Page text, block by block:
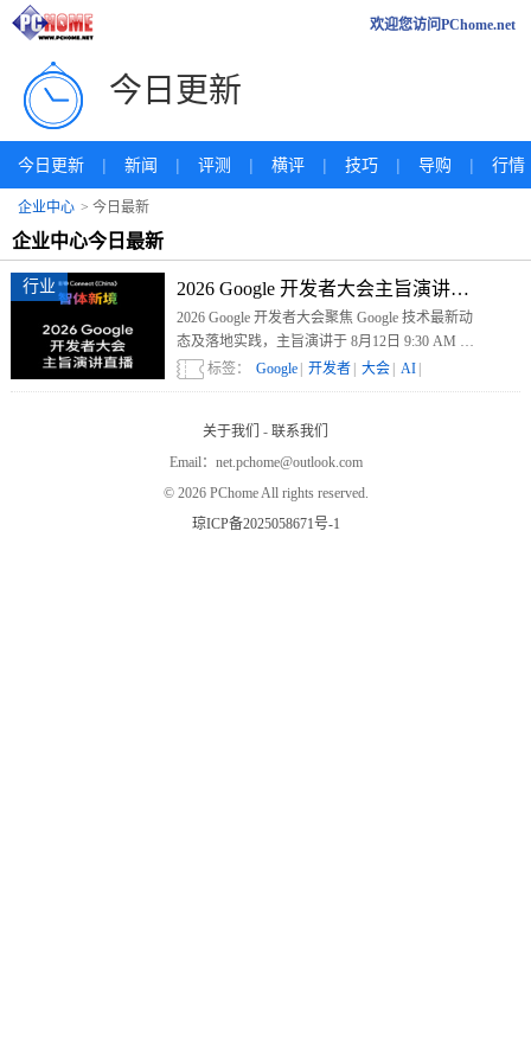
欢迎您访问PChome.net
今日更新
今日更新 | 新闻 | 评测 | 横评 | 技巧 | 导购 | 行情
企业中心 > 今日最新
企业中心今日最新
行业 2026 Google 开发者大会主旨演讲直播
2026 Google 开发者大会聚焦 Google 技术最新动
态及落地实践，主旨演讲于 8月12日 9:30 AM 直
播，敬请观看！
标签： Google 开发者 大会 AI
关于我们 - 联系我们
Email：net.pchome@outlook.com
© 2026 PChome All rights reserved.
琼ICP备2025058671号-1